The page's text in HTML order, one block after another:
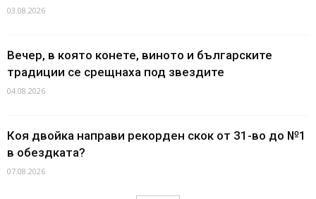
03.08.2026
Вечер, в която конете, виното и българските
традиции се срещнаха под звездите
04.08.2026
Коя двойка направи рекорден скок от 31-во до №1
в обездката?
07.08.2026